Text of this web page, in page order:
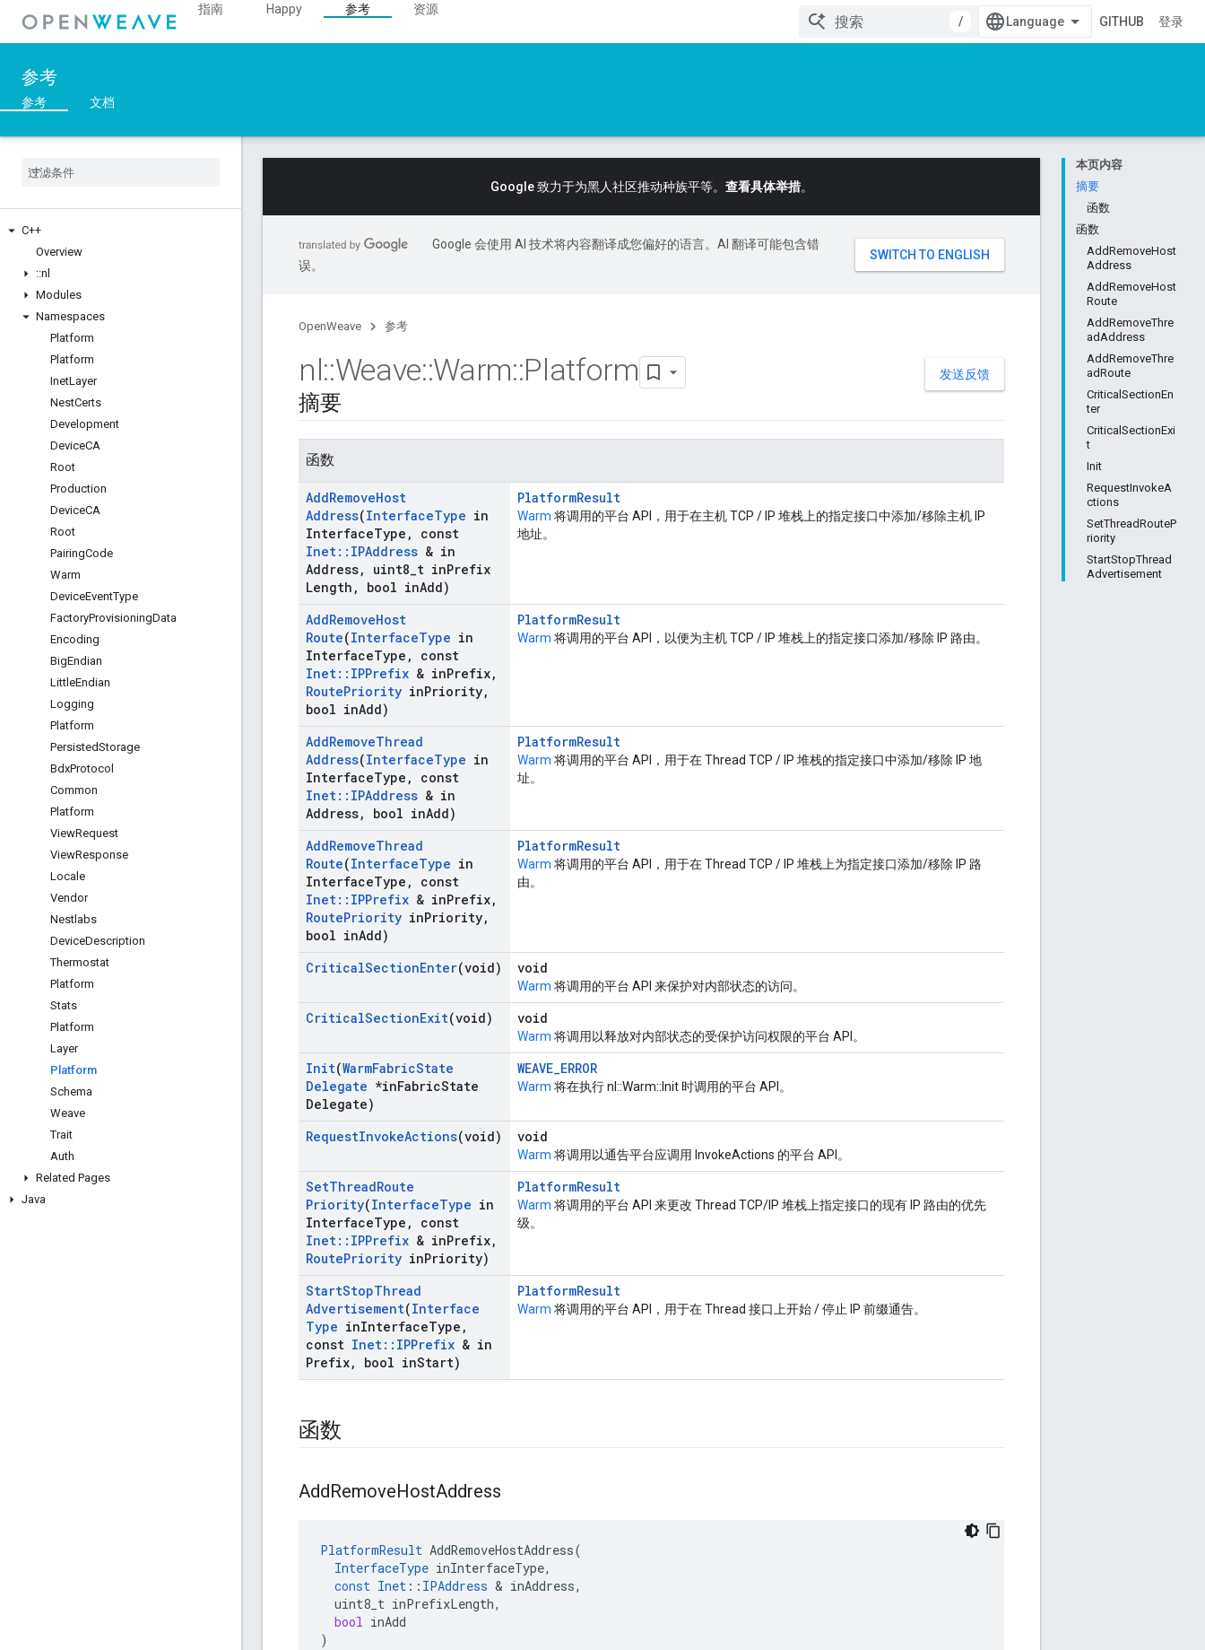
指南 Happy 参考
资源
/
GITHUB 登录
参考
参考 文档
C++
Overview
::nl
Modules
Namespaces
Platform
Platform
InetLayer
NestCerts
Development
DeviceCA
Root
Production
DeviceCA
Root
PairingCode
Warm
DeviceEventType
FactoryProvisioningData
Encoding
BigEndian
LittleEndian
Logging
Platform
PersistedStorage
BdxProtocol
Common
Platform
ViewRequest
ViewResponse
Locale
Vendor
Nestlabs
DeviceDescription
Thermostat
Platform
Stats
Platform
Layer
Platform
Schema
Weave
Trait
Auth
Related Pages
Java
本页内容
摘要
函数
函数
AddRemoveHost
Address
AddRemoveHost
Route
AddRemoveThre
adAddress
AddRemoveThre
adRoute
CriticalSectionEn
ter
CriticalSectionExi
t
Init
RequestInvokeA
ctions
SetThreadRouteP
riority
StartStopThread
Advertisement
Google 致力于为黑人社区推动种族平等。 查看具体举措。
Google 会使用 AI 技术将内容翻译成您偏好的语言。AI 翻译可能包含错
误。
OpenWeave 参考
发送反馈
nl::Weave::Warm::Platform
摘要
函数
AddRemoveHost
Address(InterfaceType in
InterfaceType ,
const
Inet:: IPAddress & in
Address, uint8 t inPrefix
Length , bool inAdd)
PlatformResult
Warm 将调用的平台 API，用于在主机 TCP / IP 堆栈上的指定接口中添加/移除主机 IP
地址。
AddRemoveHost
Route(InterfaceType in
InterfaceType ,
const
Inet:: IPPrefix & inPrefix,
RoutePriority inPriority,
bool inAdd)
PlatformResult
Warm 将调用的平台 API，以便为主机 TCP / IP 堆栈上的指定接口添加/移除 IP 路由。
AddRemoveThread
Address(InterfaceType in
InterfaceType ,
const
Inet:: IPAddress & in
Address, bool inAdd)
PlatformResult
Warm 将调用的平台 API，用于在 Thread TCP / IP 堆栈的指定接口中添加/移除 IP 地
址。
AddRemoveThread
Route(InterfaceType in
InterfaceType ,
const
Inet:: IPPrefix & inPrefix,
RoutePriority inPriority,
bool inAdd)
PlatformResult
Warm 将调用的平台 API，用于在 Thread TCP / IP 堆栈上为指定接口添加/移除 IP 路
由。
CriticalSectionEnter(void) void
Warm 将调用的平台 API 来保护对内部状态的访问。
CriticalSectionExit(void) void
Warm 将调用以释放对内部状态的受保护访问权限的平台 API。
Init(WarmFabricState
Delegate *inFabricState
Delegate)
WEAVE_ERROR
Warm 将在执行 nl::Warm::Init 时调用的平台 API。
RequestInvokeActions(void) void
Warm 将调用以通告平台应调用 InvokeActions 的平台 API。
SetThreadRoute
Priority(InterfaceType in
InterfaceType ,
const
Inet:: IPPrefix & inPrefix,
RoutePriority inPriority)
PlatformResult
Warm 将调用的平台 API 来更改 Thread TCP/IP 堆栈上指定接口的现有 IP 路由的优先
级。
StartStopThread
Advertisement(Interface
Type inInterfaceType ,
const Inet:: IPPrefix & in
Prefix, bool inStart)
PlatformResult
Warm 将调用的平台 API，用于在 Thread 接口上开始 / 停止 IP 前缀通告。
函数
AddRemoveHostAddress
PlatformResult AddRemoveHostAddress(
InterfaceType inInterfaceType,
const Inet :: IPAddress & inAddress,
uint8_t inPrefixLength,
bool inAdd
)